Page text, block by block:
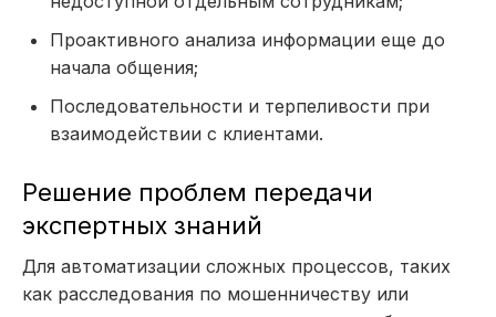
Проактивного анализа информации еще до
начала общения;
Последовательности и терпеливости при
взаимодействии с клиентами.
Решение проблем передачи
экспертных знаний
Для автоматизации сложных процессов, таких
как расследования по мошенничеству или